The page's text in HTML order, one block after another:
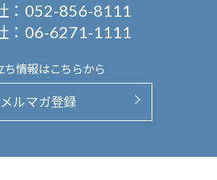
052-856-8111
06-6271-1111
ち情報はこちらから
メルマガ登録